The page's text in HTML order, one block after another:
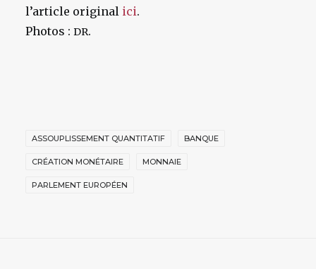
l’article original ici.
Photos : DR.
ASSOUPLISSEMENT QUANTITATIF BANQUE
CRÉATION MONÉTAIRE MONNAIE
PARLEMENT EUROPÉEN